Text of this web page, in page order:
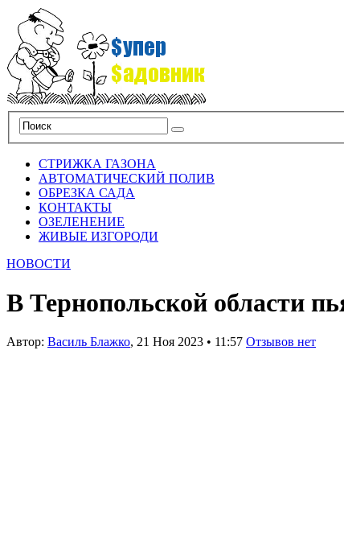
СТРИЖКА ГАЗОНА
АВТОМАТИЧЕСКИЙ ПОЛИВ
ОБРЕЗКА САДА
КОНТАКТЫ
ОЗЕЛЕНЕНИЕ
ЖИВЫЕ ИЗГОРОДИ
НОВОСТИ
В Тернопольской области
Автор: Василь Блажко, 21 Ноя 2023 • 11:57 Отзывов нет